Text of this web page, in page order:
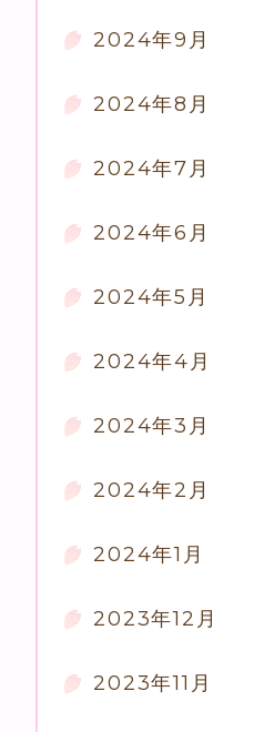
2024年9月
2024年8月
2024年7月
2024年6月
2024年5月
2024年4月
2024年3月
2024年2月
2024年1月
2023年12月
2023年11月